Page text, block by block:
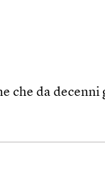
che da decenni